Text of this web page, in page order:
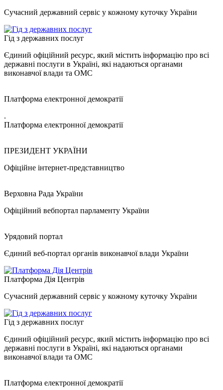
Сучасний державний сервіс у кожному куточку України
Гід з державних послуг
Єдиний офіційний ресурс, який містить інформацію про всі
державні послуги в Україні, які надаються органами
виконавчої влади та ОМС
Платформа електронної демократії
.
Платформа електронної демократії
ПРЕЗИДЕНТ УКРАЇНИ
Офіційне інтернет-представництво
Верховна Рада України
Офіційний вебпортал парламенту України
Урядовий портал
Єдиний веб-портал органів виконавчої влади України
Платформа Дія Центрів
Сучасний державний сервіс у кожному куточку України
Гід з державних послуг
Єдиний офіційний ресурс, який містить інформацію про всі
державні послуги в Україні, які надаються органами
виконавчої влади та ОМС
Платформа електронної демократії